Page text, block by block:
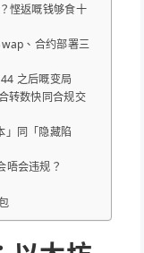
悭返嘅钱够食十
、合约部署三
之后嘅变局
转数快同合规交
」同「隐藏陷
唔会违规？